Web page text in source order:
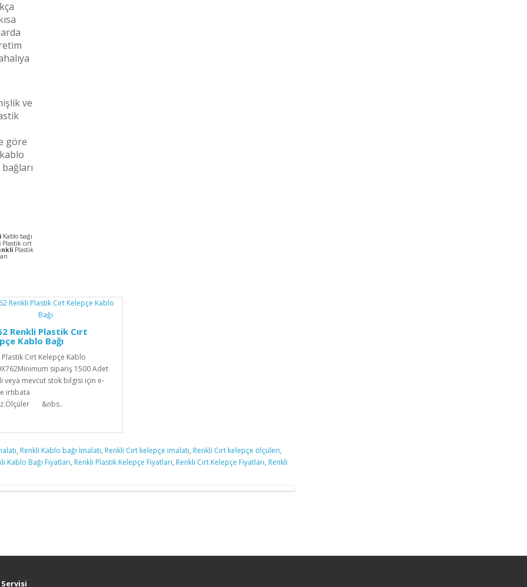
ve
göre
Kablo bağı
Plastik cırt
Plastik
Renkli Plastik Cırt
Kablo Bağı
Plastik Cırt Kelepçe Kablo
sipariş 1500 Adet
veya mevcut stok bilgisi için e-
irtibata
&nbs..
, Renkli Kablo bağı İmalatı, Renkli Cırt kelepçe imalatı, Renkli Cırt kelepçe ölçüleri,
Kablo Bağı Fiyatları, Renkli Plastik Kelepçe Fiyatları, Renkli Cırt Kelepçe Fiyatları, Renkli